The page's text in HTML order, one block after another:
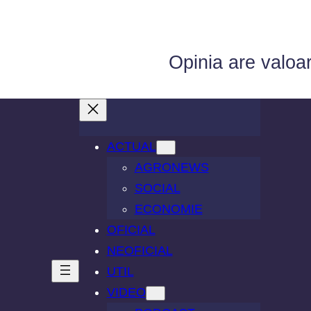
Opinia are
ACTUAL
AGRONEWS
SOCIAL
ECONOMIE
OFICIAL
NEOFICIAL
UTIL
VIDEO